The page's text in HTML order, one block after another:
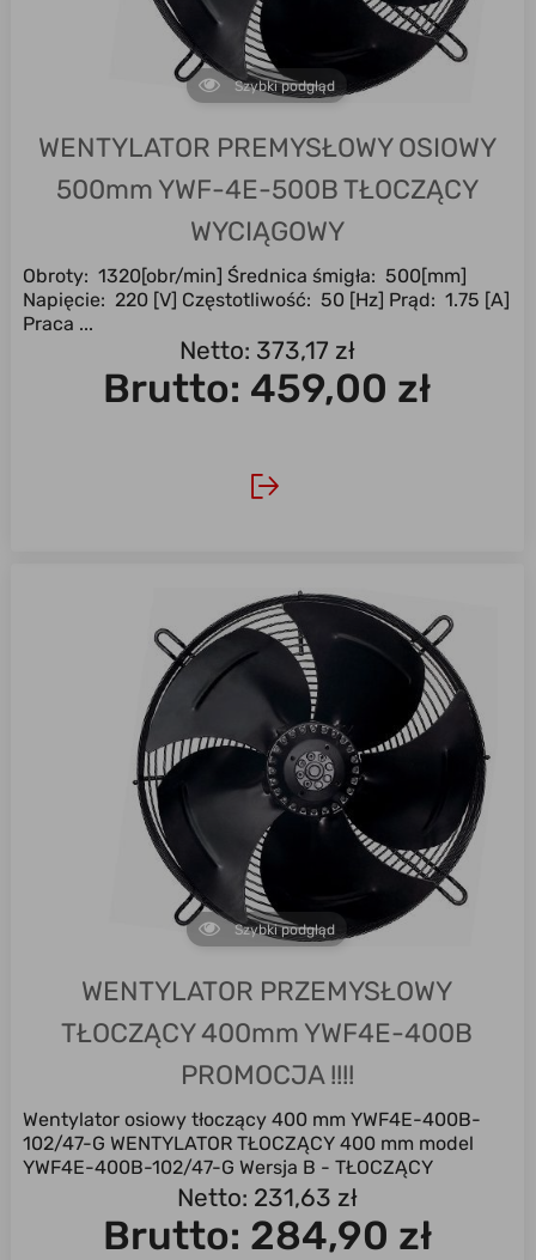
Szybki podgląd
WENTYLATOR PREMYSŁOWY OSIOWY
500mm YWF-4E-500B TŁOCZĄCY
WYCIĄGOWY
Obroty: 1320[obr/min] Średnica śmigła: 500[mm]
Napięcie: 220 [V] Częstotliwość: 50 [Hz] Prąd: 1.75 [A]
Praca ...
Netto: 373,17 zł
Brutto: 459,00 zł
Szybki podgląd
WENTYLATOR PRZEMYSŁOWY
TŁOCZĄCY 400mm YWF4E-400B
PROMOCJA !!!!
Wentylator osiowy tłoczący 400 mm YWF4E-400B-
102/47-G WENTYLATOR TŁOCZĄCY 400 mm model
YWF4E-400B-102/47-G Wersja B - TŁOCZĄCY
Netto: 231,63 zł
Brutto: 284,90 zł